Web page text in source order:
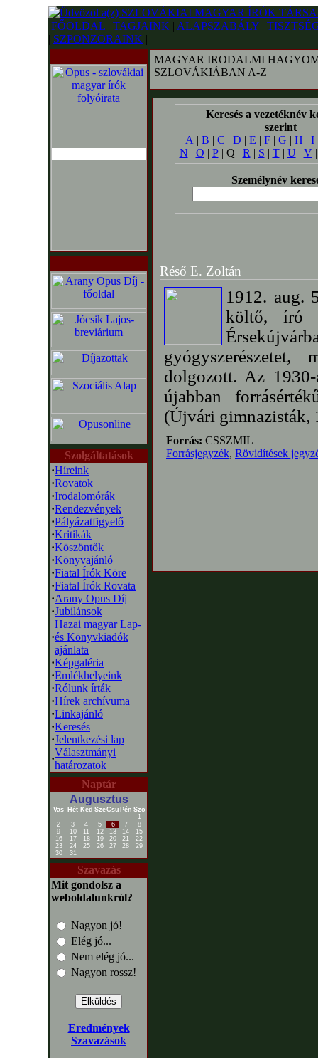
FŐOLDAL | TAGJAINK | ALAPSZABÁLY |
| SZPONZORAINK |
Szolgáltatások
·Híreink
·Rovatok
·Irodalomórák
·Rendezvények
·Pályázatfigyelő
·Kritikák
·Köszöntők
·Könyvajánló
·Fiatal Írók Köre
·Fiatal Írók Rovata
·Arany Opus Díj
·Jubilánsok
·
Hazai magyar Lap-
és Könyvkiadók
ajánlata
·Képgaléria
·Emlékhelyeink
·Rólunk írták
·Hírek archívuma
·Linkajánló
·Keresés
·Jelentkezési lap
·
Választmányi
határozatok
Naptár
Augusztus
Vas Hét Ked SzeCsü Pén Szo
1
2
3 4 5 6 7
8
9
10 11 12 13 14
15
16
17 18 19 20 21
22
23
24 25 26 27 28
29
30
31
Szavazás
Mit gondolsz a
weboldalunkról?
Nagyon jó!
Elég jó...
Nem elég jó...
Nagyon rossz!
Eredmények
Szavazások
MAGYAR IRODALMI
SZLOVÁKIÁBAN A-Z
Keresés a vezetéknév
szerint
| A | B | C | D | E | F | G | H | I
N | O | P| Q | R | S | T| U | V
Személynév
Réső E. Zoltán
1912. aug.
költő, író
dolgozott. Az 1930-
újabban
(Újvári gimnazisták,
Forrás: CSSZMIL
Forrásjegyzék, Rövidítések